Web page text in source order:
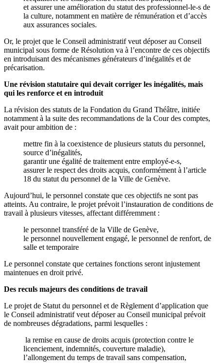
et assurer une amélioration du statut des professionnel-le-s de
la culture, notamment en matière de rémunération et d’accès
aux assurances sociales.
Or, le projet que le Conseil administratif veut déposer au Conseil
municipal sous forme de Résolution va à l’encontre de ces objectifs
en introduisant des mécanismes générateurs d’inégalités et de
précarisation.
Une révision statutaire qui devait corriger les inégalités, mais
qui les renforce et en introduit
La révision des statuts de la Fondation du Grand Théâtre, initiée
notamment à la suite des recommandations de la Cour des comptes,
avait pour ambition de :
mettre fin à la coexistence de plusieurs statuts du personnel,
source d’inégalités,
garantir une égalité de traitement entre employé-e-s,
assurer le respect des droits acquis, conformément à l’article
18 du statut du personnel de la Ville de Genève.
Aujourd’hui, le personnel constate que ces objectifs ne sont pas
atteints. Au contraire, le projet prévoit l’instauration de conditions de
travail à plusieurs vitesses, affectant différemment :
le personnel transféré de la Ville de Genève,
le personnel nouvellement engagé, le personnel de renfort, de
salle et temporaire
Le personnel constate que certaines fonctions seront injustement
maintenues en droit privé.
Des reculs majeurs des conditions de travail
Le projet de Statut du personnel et de Règlement d’application que
le Conseil administratif veut déposer au Conseil municipal prévoit
de nombreuses dégradations, parmi lesquelles :
la remise en cause de droits acquis (protection contre le
licenciement, indemnités, couverture maladie),
l’allongement du temps de travail sans compensation,